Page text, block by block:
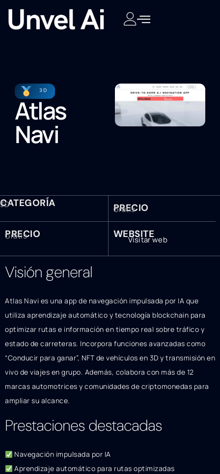
3D
Atlas
Navi
CATEGORÍA
3D PRECIO
Gratis
PRECIO
Gratis WEBSITE
Visitar web
Visión general
Atlas Navi es una app de navegación impulsada por IA que
utiliza aprendizaje automático y tecnología blockchain para
optimizar rutas e información en tiempo real sobre tráfico y
estado de carreteras. Incorpora funciones avanzadas como
“Conducir para ganar”, NFT de vehículos en 3D y transmisión en
vivo de viajes en grupo. Además, colabora con más de 12
marcas automotrices y comunidades de criptomonedas para
ampliar su alcance.
Prestaciones destacadas
Navegación impulsada por IA
Aprendizaje automático para rutas optimizadas